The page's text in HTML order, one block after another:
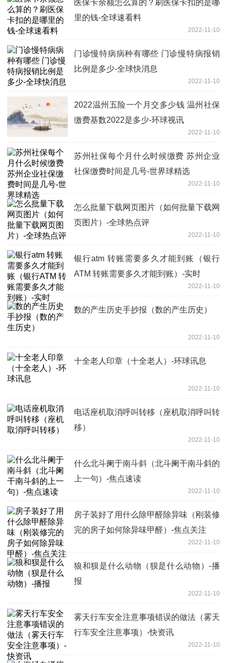
医保卡余额怎么算的？刷医保卡扣的是哪
里的钱-全球速看料
2022-11-10
门诊慢特病病种有哪些 门诊慢特病报销
比例是多少-全球快消息
2022-11-10
2022温州五险一个月交多少钱 温州社保
缴费基数2022是多少-环球视讯
2022-11-10
苏州社保每个月什么时候缴费 苏州企业
社保缴费时间是几号-世界球精选
2022-11-10
怎么批量下载网页图片（如何批量下载网
页图片）-全球热点评
2022-11-10
银行atm 转账需要多久才能到账（银行
ATM 转账需要多久才能到账）-实时
2022-11-10
数的产生历史手抄报（数的产生历史）
2022-11-10
十全老人印章（十全老人）-环球讯息
2022-11-10
电话座机取消呼叫转移（座机取消呼叫转
移）
2022-11-10
什么北斗阑于南斗斜（北斗阑干南斗斜的
上一句）-焦点速读
2022-11-10
房子装好了用什么除甲醛除异味（刚装修
完的房子如何除异味甲醛）-焦点关注
2022-11-10
狼和狈是什么动物（狈是什么动物）-播
报
2022-11-10
雾天行车安全注意事项错误的做法（雾天
行车安全注意事项）-快资讯
2022-11-10